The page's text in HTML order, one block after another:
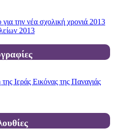
την νέα σχολική χρονιά 2013
2013
Ιεράς Εικόνας της Παναγιάς